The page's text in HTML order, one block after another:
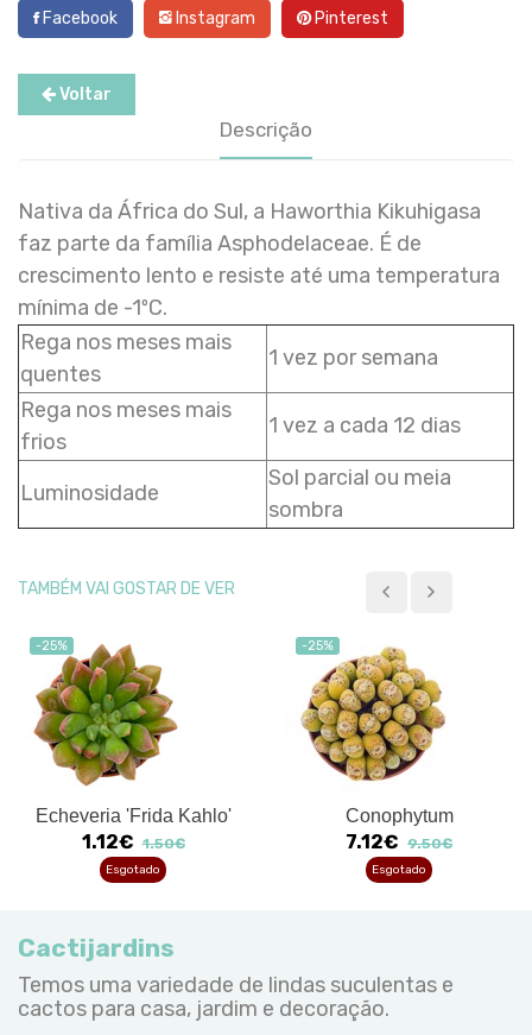
Facebook Instagram Pinterest
Voltar
Descrição
Nativa da África do Sul, a Haworthia Kikuhigasa
faz parte da família Asphodelaceae. É de
crescimento lento e resiste até uma temperatura
mínima de -1ºC.
Rega nos meses mais
quentes
1 vez por semana
Rega nos meses mais
frios
1 vez a cada 12 dias
Luminosidade
Sol parcial ou meia
sombra
TAMBÉM VAI GOSTAR DE VER
-25%
Echeveria 'Frida Kahlo'
1.12€ 1.50€
Esgotado
-25%
Conophytum
7.12€ 9.50€
Esgotado
Cactijardins
Temos uma variedade de lindas suculentas e
cactos para casa, jardim e decoração.